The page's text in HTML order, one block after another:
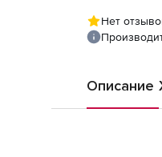
Win - All
Нет
Описание